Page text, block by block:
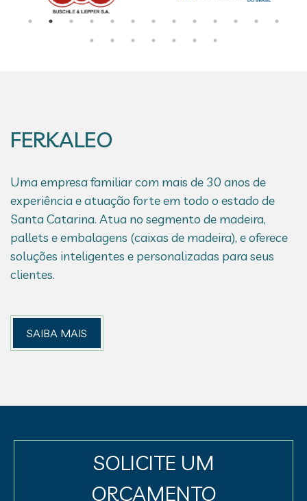
FERKALEO
Uma empresa familiar com mais de 30 anos de
experiência e atuação forte em todo o estado de
Santa Catarina. Atua no segmento de madeira,
pallets e embalagens (caixas de madeira), e oferece
soluções inteligentes e personalizadas para seus
clientes.
SAIBA MAIS
SOLICITE UM
ORÇAMENTO